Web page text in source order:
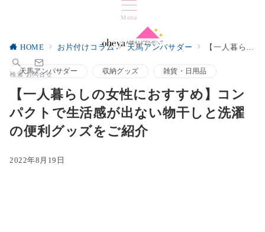
Menu
検索 お問合せ
HOME お片付けコラム 天馬アンバサダー 【一人暮らしの女性におすすめ】コンパクトで生活感が出ない物干しと洗濯の便利グッズをご紹介
天馬アンバサダー 収納グッズ 雑貨・日用品
【一人暮らしの女性におすすめ】コン
パクトで生活感が出ない物干しと洗濯
の便利グッズをご紹介
2022年8月19日